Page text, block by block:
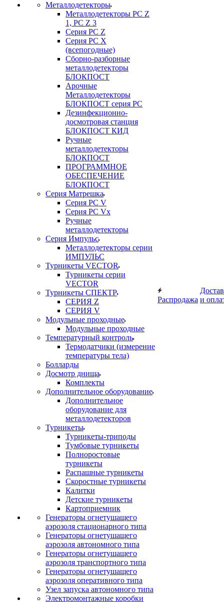
Металлодетекторы
Металлодетекторы РС Z
1, PC Z 3
Серия РС Z
Серия РС X
(всепогодные)
Сборно-разборные
металлодетекторы
БЛОКПОСТ
Арочные
Металлодетекторы
БЛОКПОСТ серия РС
Дезинфекционно-
досмотровая станция
БЛОКПОСТ КИД
Ручные
металлодетекторы
БЛОКПОСТ
ПРОГРАММНОЕ
ОБЕСПЕЧЕНИЕ
БЛОКПОСТ
Серия Матрешка
Серия PC V
Серия PC Vx
Ручные
металлодетекторы
Серия Импульс
Металлодетекторы серии
ИМПУЛЬС
Турникеты VECTOR
Турникеты серии
VECTOR
Турникеты СПЕКТР
СЕРИЯ Z
СЕРИЯ V
Модульные проходные
Модульные проходные
Температурный контроль
Термодатчики (измерение
температуры тела)
Болларды
Досмотр днища
Комплекты
Дополнительное оборудование
Дополнительное
оборудование для
металлодетекторов
Турникеты
Турникеты-триподы
Тумбовые турникеты
Полноростовые
турникеты
Распашные турникеты
Скоростные турникеты
Калитки
Детские турникеты
Картоприемник
Генераторы огнетушащего
аэрозоля стационарного типа
Генераторы огнетушащего
аэрозоля автономного типа
Генераторы огнетушащего
аэрозоля транспортного типа
Генераторы огнетушащего
аэрозоля оперативного типа
Узел запуска автономного типа
Электромонтажные коробки
Распродажа и